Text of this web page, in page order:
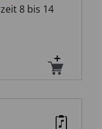
8 bis 14